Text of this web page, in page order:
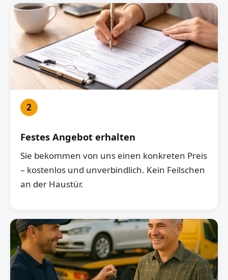
2
Festes Angebot erhalten
Sie bekommen von uns einen konkreten Preis
– kostenlos und unverbindlich. Kein Feilschen
an der Haustür.